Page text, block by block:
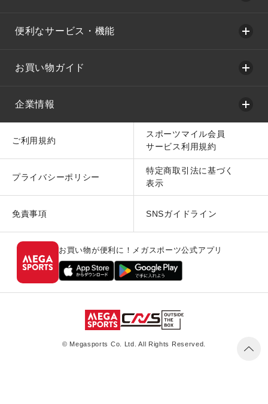
便利なサービス・機能
お買い物ガイド
企業情報
ご利用規約
スポーツマイル会員
サービス利用規約
プライバシーポリシー
特定商取引法に基づく
表示
免責事項 SNSガイドライン
お買い物が便利に！メガスポーツ公式アプリ
© Megasports Co. Ltd. All Rights Reserved.